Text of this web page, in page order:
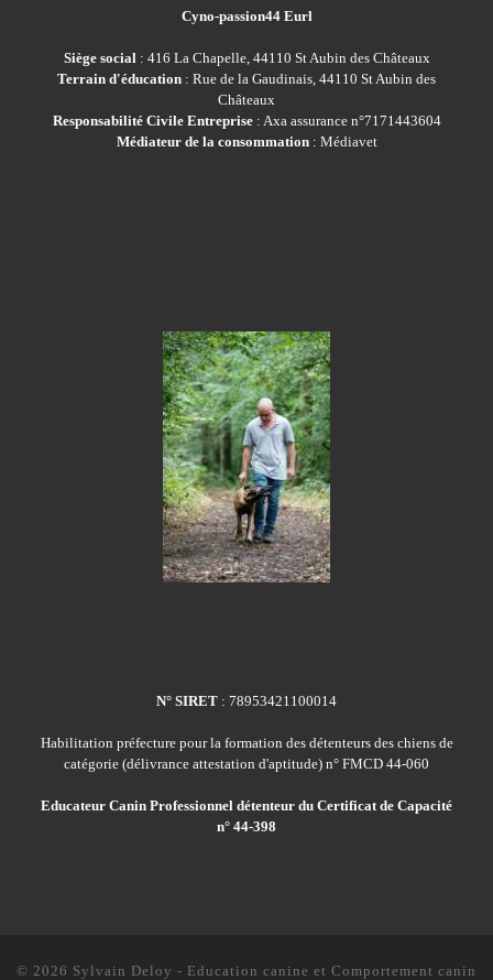
Cyno-passion44 Eurl
Siège social: 416 La Chapelle, 44110 St Aubin des Châteaux
Terrain d'éducation : Rue de la Gaudinais, 44110 St Aubin des
Châteaux
Responsabilité Civile Entreprise: Axa assurance n°7171443604
Médiateur de la consommation: Médiavet
N° SIRET : 78953421100014
Habilitation préfecture pour la formation des détenteurs des chiens de
catégorie (délivrance attestation d'aptitude) n° FMCD 44-060
Educateur Canin Professionnel détenteur du Certificat de Capacité
n° 44-398
© 2026 Sylvain Deloy - Education canine et Comportement canin